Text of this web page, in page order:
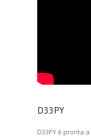
D33PY
D33PY è pronta